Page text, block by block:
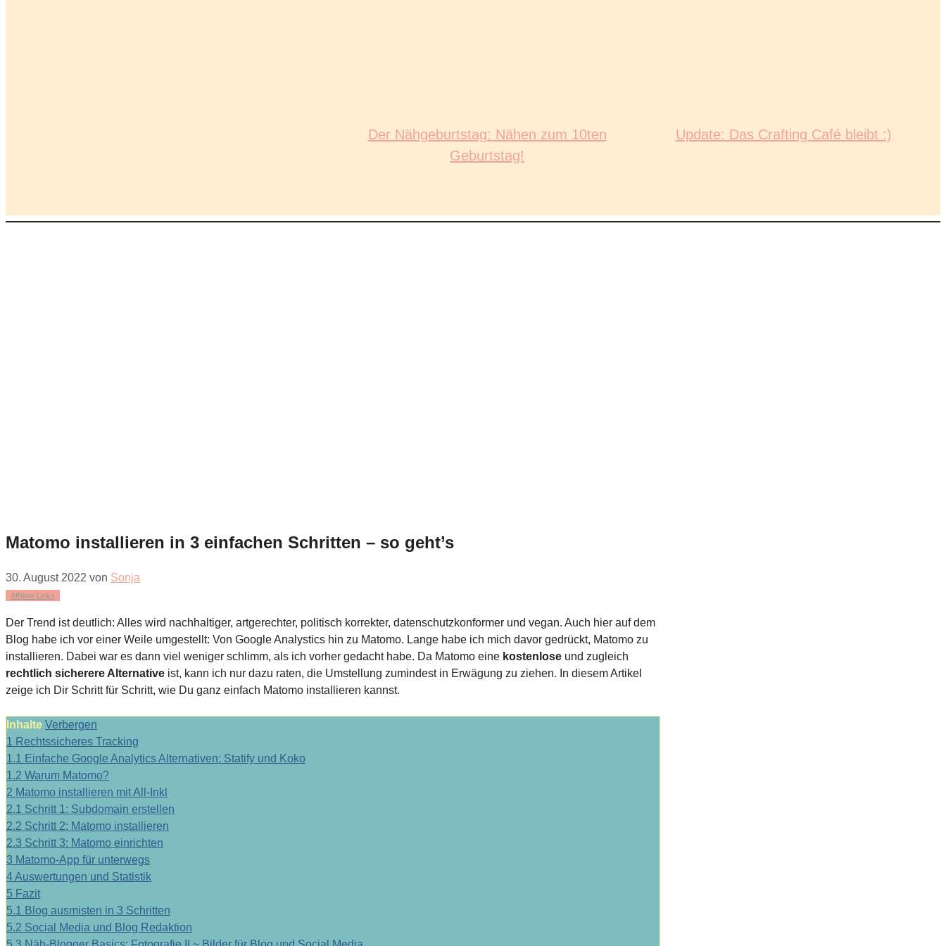
Der Nähgeburtstag: Nähen zum 10ten
Geburtstag!
Update: Das Crafting Café bleibt :)
Matomo installieren in 3 einfachen Schritten – so geht’s
30. August 2022 von Sonja
Affiliate Links
Der Trend ist deutlich: Alles wird nachhaltiger, artgerechter, politisch korrekter, datenschutzkonformer und vegan. Auch hier auf dem
Blog habe ich vor einer Weile umgestellt: Von Google Analystics hin zu Matomo. Lange habe ich mich davor gedrückt, Matomo zu
installieren. Dabei war es dann viel weniger schlimm, als ich vorher gedacht habe. Da Matomo eine kostenlose und zugleich
rechtlich sicherere Alternative ist, kann ich nur dazu raten, die Umstellung zumindest in Erwägung zu ziehen. In diesem Artikel
zeige ich Dir Schritt für Schritt, wie Du ganz einfach Matomo installieren kannst.
Inhalte Verbergen
1
Rechtssicheres Tracking
1.1
Einfache Google Analytics Alternativen: Statify und Koko
1.2 Warum Matomo?
2 Matomo installieren mit All-Inkl
2.1 Schritt 1: Subdomain erstellen
2.2 Schritt 2: Matomo installieren
2.3 Schritt 3: Matomo einrichten
3 Matomo-App für unterwegs
4Auswertungen und Statistik
5 Fazit
5.1
Blog ausmisten in 3 Schritten
5.2 Social Media und Blog Redaktion